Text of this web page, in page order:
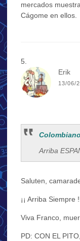
mercados
Cágome en ellos.
Erik
13/06/
Arriba
Saluten,
¡¡ Arriba Siempre
Viva Franco,
PD: CON EL